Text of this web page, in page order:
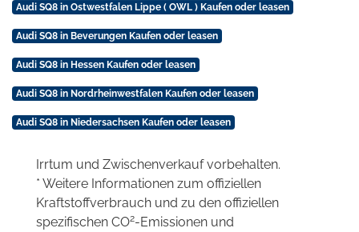
Audi SQ8 in Ostwestfalen Lippe ( OWL ) Kaufen oder leasen
Audi SQ8 in Beverungen Kaufen oder leasen
Audi SQ8 in Hessen Kaufen oder leasen
Audi SQ8 in Nordrheinwestfalen Kaufen oder leasen
Audi SQ8 in Niedersachsen Kaufen oder leasen
Irrtum und Zwischenverkauf vorbehalten.
* Weitere Informationen zum offiziellen
Kraftstoffverbrauch und zu den offiziellen
spezifischen CO2-Emissionen und